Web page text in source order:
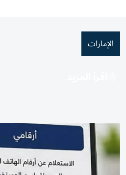
الإمارات